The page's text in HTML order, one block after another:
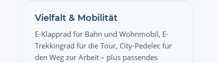
Vielfalt & Mobilität
E-Klapprad für Bahn und Wohnmobil, E-
Trekkingrad für die Tour, City-Pedelec für
den Weg zur Arbeit – plus passendes